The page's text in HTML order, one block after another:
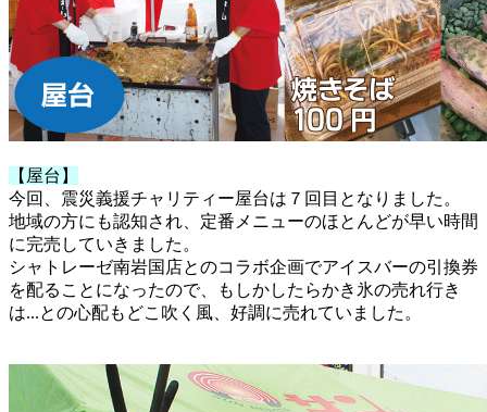
【屋台】
今回、震災義援チャリティー屋台は７回目となりました。
地域の方にも認知され、定番メニューのほとんどが早い時間
に完売していきました。
シャトレーゼ南岩国店とのコラボ企画でアイスバーの引換券
を配ることになったので、もしかしたらかき氷の売れ行き
は...との心配もどこ吹く風、好調に売れていました。